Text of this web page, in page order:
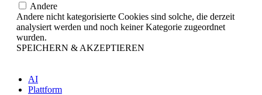
Andere
Andere nicht kategorisierte Cookies sind solche, die derzeit
analysiert werden und noch keiner Kategorie zugeordnet
wurden.
SPEICHERN & AKZEPTIEREN
AI
Plattform